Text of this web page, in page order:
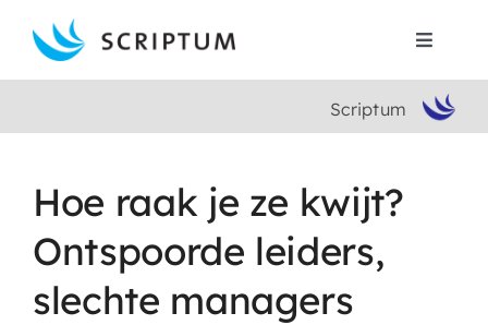
content
Toggle
Boeken
Auteurs
Scriptum
Hoe raak je ze kwijt?
Ontspoorde leiders,
slechte managers